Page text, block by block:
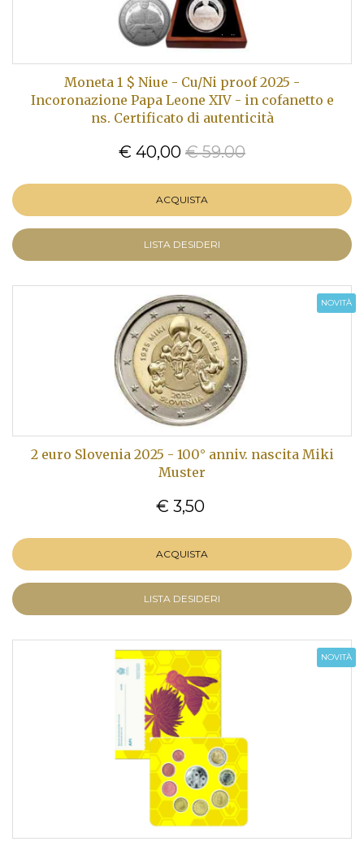
Moneta 1 $ Niue - Cu/Ni proof 2025 -
Incoronazione Papa Leone XIV - in cofanetto e
ns. Certificato di autenticità
€ 40,00 € 59.00
ACQUISTA
LISTA DESIDERI
NOVITÀ
2 euro Slovenia 2025 - 100° anniv. nascita Miki
Muster
€ 3,50
ACQUISTA
LISTA DESIDERI
NOVITÀ